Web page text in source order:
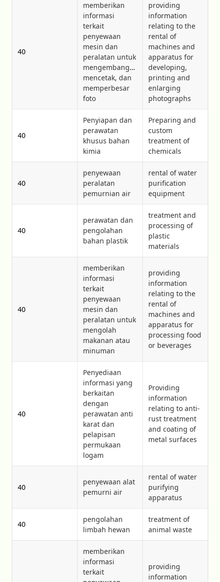
40
memberikan
informasi
terkait
penyewaan
mesin dan
peralatan untuk
mengembangkan,
mencetak, dan
memperbesar
foto
providing
information
relating to the
rental of
machines and
apparatus for
developing,
printing and
enlarging
photographs
40
Penyiapan dan
perawatan
khusus bahan
kimia
Preparing and
custom
treatment of
chemicals
40
penyewaan
peralatan
pemurnian air
rental of water
purification
equipment
40
perawatan dan
pengolahan
bahan plastik
treatment and
processing of
plastic
materials
40
memberikan
informasi
terkait
penyewaan
mesin dan
peralatan untuk
mengolah
makanan atau
minuman
providing
information
relating to the
rental of
machines and
apparatus for
processing food
or beverages
40
Penyediaan
informasi yang
berkaitan
dengan
perawatan anti
karat dan
pelapisan
permukaan
logam
Providing
information
relating to anti-
rust treatment
and coating of
metal surfaces
40
penyewaan alat
pemurni air
rental of water
purifying
apparatus
40
pengolahan
limbah hewan
treatment of
animal waste
memberikan
informasi
terkait
providing
information